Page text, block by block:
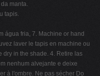
manta.
tapis.
água fria, 7. Machine or hand
laver le tapis en machine ou
dry in the shade. 4. Retire las
nenhum alvejante e deixe
à l'ombre. Ne pas sécher Do